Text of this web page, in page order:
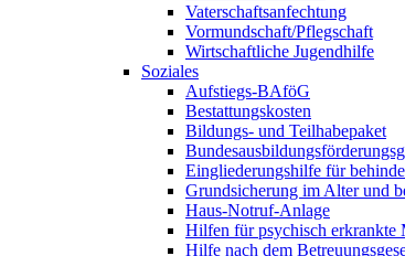
Vaterschaftsanfechtung
Vormundschaft/Pflegschaft
Wirtschaftliche Jugendhilfe
Soziales
Aufstiegs-BAföG
Bestattungskosten
Bildungs- und Teilhabepaket
Eingliederungshilfe für
Grundsicherung im Alter und
Haus-Notruf-Anlage
Hilfen für psychisch erkrankte
Hilfe nach dem